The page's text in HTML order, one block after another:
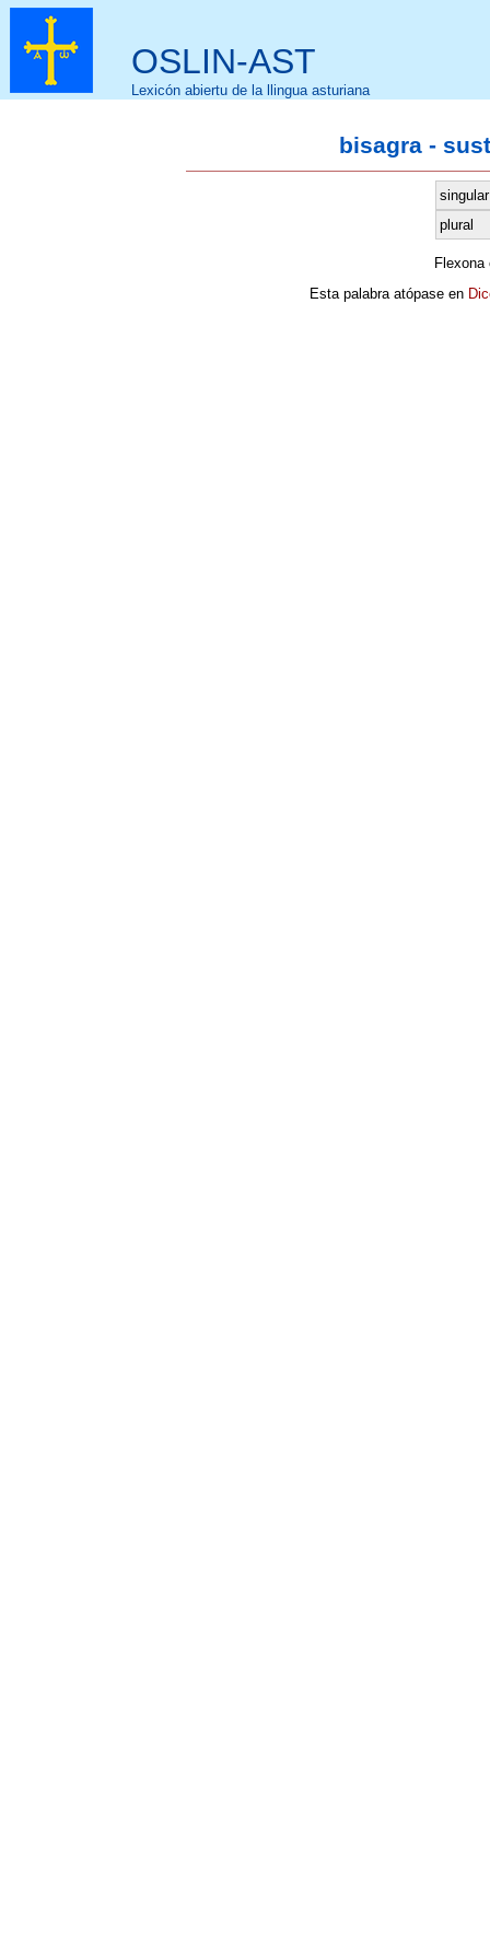
OSLIN-AST
Lexicón abiertu de la llingua asturiana
bisagra -
singular
plural
Esta palabra atópase en